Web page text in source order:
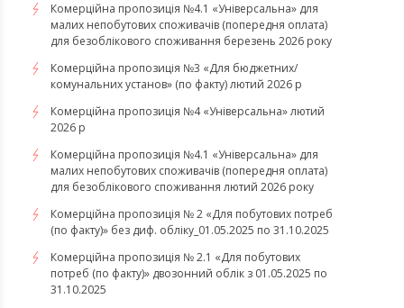
Комерційна пропозиція №4.1 «Універсальна» для
малих непобутових споживачів (попередня оплата)
для безоблікового споживання березень 2026 року
Комерційна пропозиція №3 «Для бюджетних/
комунальних установ» (по факту) лютий 2026 р
Комерційна пропозиція №4 «Універсальна» лютий
2026 р
Комерційна пропозиція №4.1 «Універсальна» для
малих непобутових споживачів (попередня оплата)
для безоблікового споживання лютий 2026 року
Комерційна пропозиція № 2 «Для побутових потреб
(по факту)» без диф. обліку_01.05.2025 по 31.10.2025
Комерційна пропозиція № 2.1 «Для побутових
потреб (по факту)» двозонний облік з 01.05.2025 по
31.10.2025